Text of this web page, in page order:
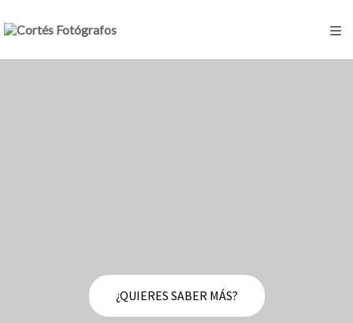
¿QUIERES SABER MÁS?